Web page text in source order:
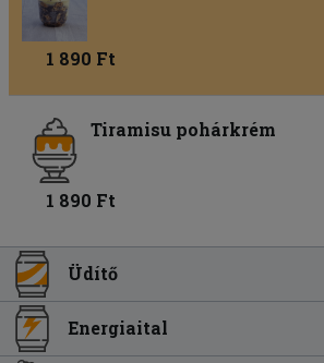
1 890 Ft
Tiramisu pohárkrém
1 890 Ft
Üdítő
Energiaital